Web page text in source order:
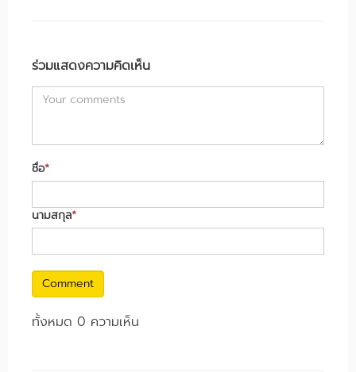
ร่วมแสดงความคิดเห็น
ชื่อ*
นามสกุล*
Comment
ทั้งหมด 0 ความเห็น